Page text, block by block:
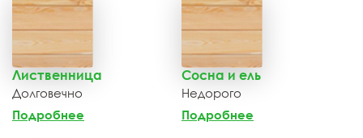
Лиственница
Долговечно
Подробнее
Сосна и ель
Недорого
Подробнее